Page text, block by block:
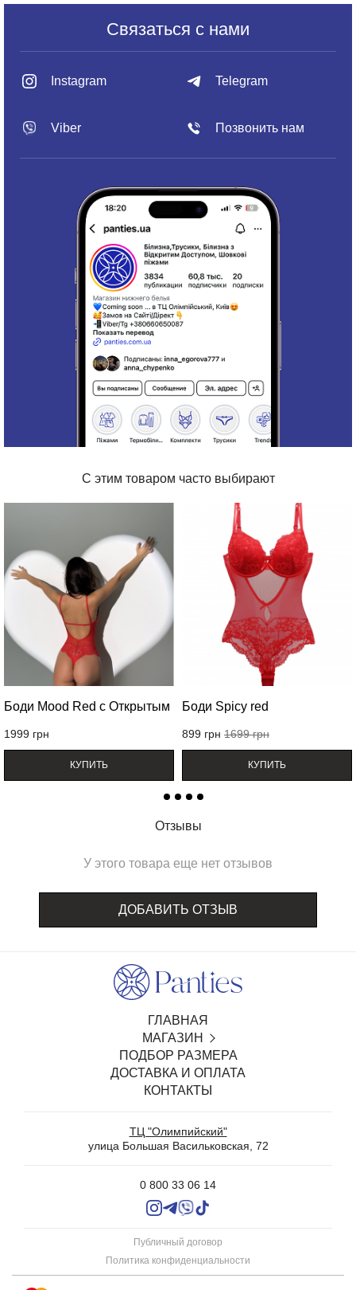
Связаться с нами
Instagram Telegram
Viber Позвонить нам
С этим товаром часто выбирают
Боди Mood Red с Открытым
1999 грн
КУПИТЬ
Боди Spicy red
899 грн 1699грн
КУПИТЬ
Отзывы
У этого товара еще нет отзывов
ДОБАВИТЬ ОТЗЫВ
ГЛАВНАЯ
МАГАЗИН
SALE
БЕЛЬЕ С ОТКРЫТЫМ ДОСТУПОМ
WEDDING
ЧУЛКИ
ПОДБОР РАЗМЕРА
ДОСТАВКА И ОПЛАТА
КОНТАКТЫ
ТЦ "Олимпийский"
улица Большая Васильковская, 72
0 800 33 06 14
Публичный договор
Политика конфиденциальности